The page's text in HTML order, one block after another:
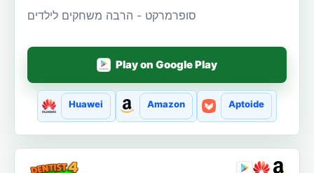
סופרמרקט - הרבה משחקים לילדים
Play on Google Play
Huawei Amazon Aptoide